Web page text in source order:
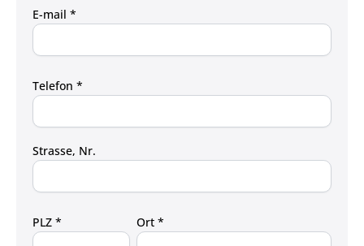
E-mail *
Telefon *
Strasse, Nr.
PLZ * Ort *